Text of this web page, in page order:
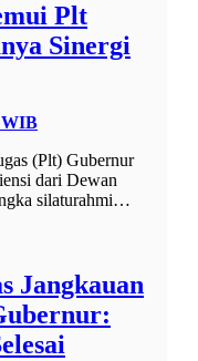
Plt
Sinergi
WIB
(Plt) Gubernur
dari Dewan
silaturahmi…
Jangkauan